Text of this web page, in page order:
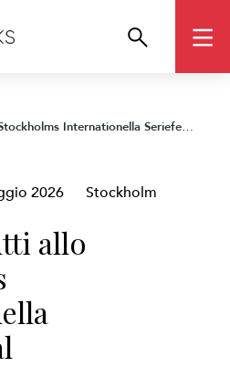
Internationella Seriefestival
2026 Stockholm
allo